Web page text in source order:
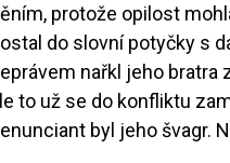
protože opilost
do slovní potyčky s
nařkl jeho bratra
to už se do konfliktu
byl jeho švagr.